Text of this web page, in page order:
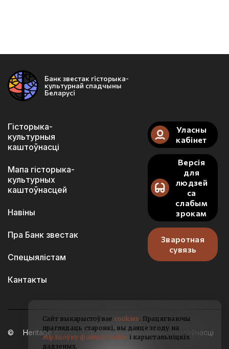
Банк звестак гісторыка-
культурнай спадчыны
Беларусі
Гісторыка-
культурныя
каштоўнасці
Мапа гісторыка-
культурных
каштоўнасцей
Навіны
Пра Банк звестак
Спецыялістам
Кантакты
Уласны
кабінет
Версія
для
людзей
са
слабым
зрокам
Зваротная
сувязь
Heritage.gov.by — гісторыка-культурныя каштоўнасці
Беларусі
Сайт выкарыстоўвае cookies. Працягваючы
праглядаць старонкі, вы даяце згоду на
апрацоўку файлаў cookie і карыстальніцкіх
дадзеных.